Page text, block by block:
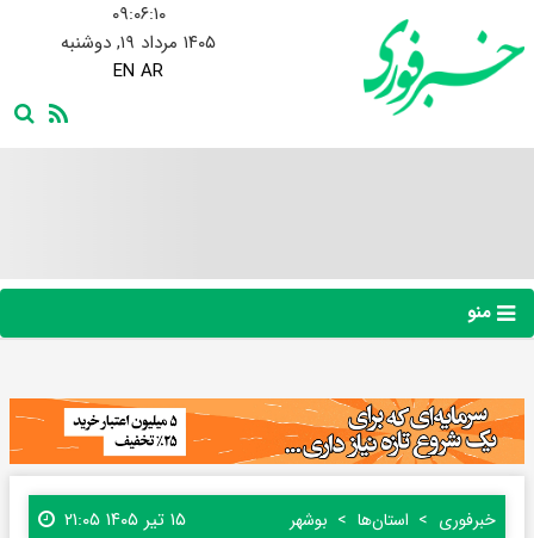
۰۹:۰۶:۱۱
۱۴۰۵ مرداد ۱۹, دوشنبه
EN AR
منو
خبرفوری استان‌ها بوشهر ۱۵ تیر ۱۴۰۵ ۲۱:۰۵